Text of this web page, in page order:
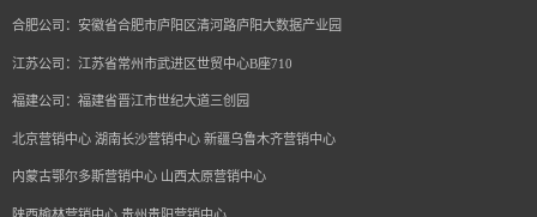
合肥公司：安徽省合肥市庐阳区清河路庐阳大数据产业园
江苏公司：江苏省常州市武进区世贸中心B座710
福建公司：福建省晋江市世纪大道三创园
北京营销中心 湖南长沙营销中心 新疆乌鲁木齐营销中心
内蒙古鄂尔多斯营销中心 山西太原营销中心